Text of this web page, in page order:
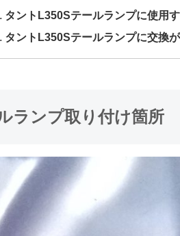
タントL350Sテールランプに使用
タントL350Sテールランプに交換
ランプ取り付け箇所